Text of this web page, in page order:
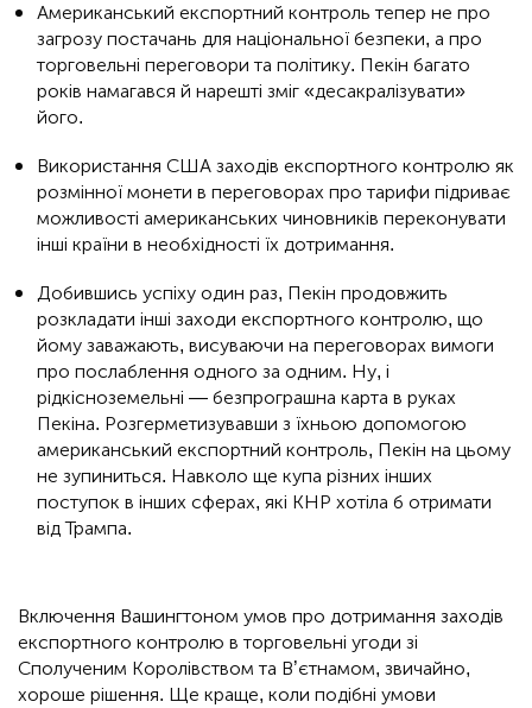
Американський експортний контроль тепер не про
загрозу постачань для національної безпеки, а про
торговельні переговори та політику. Пекін багато
років намагався й нарешті зміг «десакралізувати»
його.
Використання США заходів експортного контролю як
розмінної монети в переговорах про тарифи підриває
можливості американських чиновників переконувати
інші країни в необхідності їх дотримання.
Добившись успіху один раз, Пекін продовжить
розкладати інші заходи експортного контролю, що
йому заважають, висуваючи на переговорах вимоги
про послаблення одного за одним. Ну, і
рідкісноземельні — безпрограшна карта в руках
Пекіна. Розгерметизувавши з їхньою допомогою
американський експортний контроль, Пекін на цьому
не зупиниться. Навколо ще купа різних інших
поступок в інших сферах, які КНР хотіла б отримати
від Трампа.
Включення Вашингтоном умов про дотримання заходів
експортного контролю в торговельні угоди зі
Сполученим Королівством та В’єтнамом, звичайно,
хороше рішення. Ще краще, коли подібні умови